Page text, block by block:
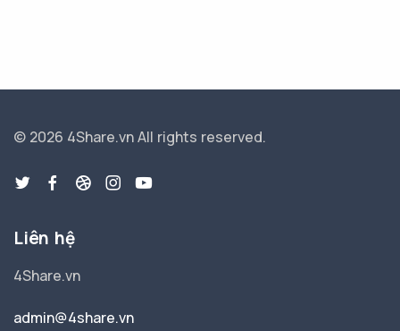
© 2026 4Share.vnAll rights reserved.
Liên hệ
4Share.vn
admin@4share.vn